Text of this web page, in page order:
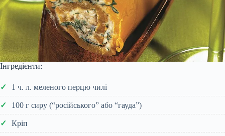
Інгредієнти:
1 ч. л. меленого перцю чилі
100 г сиру (“російського” або “гауда”)
Кріп